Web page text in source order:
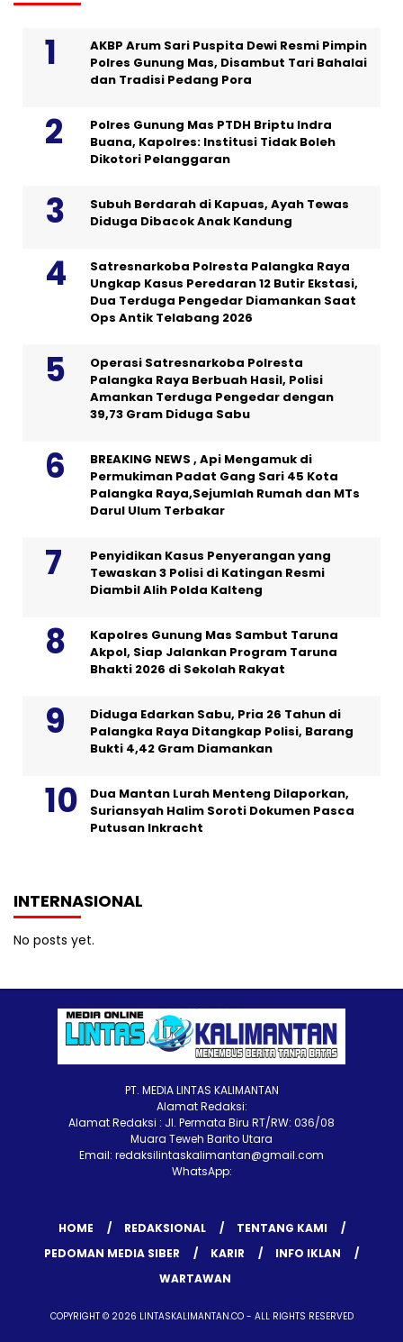
AKBP Arum Sari Puspita Dewi Resmi Pimpin
Polres Gunung Mas, Disambut Tari Bahalai
dan Tradisi Pedang Pora
Polres Gunung Mas PTDH Briptu Indra
Buana, Kapolres: Institusi Tidak Boleh
Dikotori Pelanggaran
Subuh Berdarah di Kapuas, Ayah Tewas
Diduga Dibacok Anak Kandung
Satresnarkoba Polresta Palangka Raya
Ungkap Kasus Peredaran 12 Butir Ekstasi,
Dua Terduga Pengedar Diamankan Saat
Ops Antik Telabang 2026
Operasi Satresnarkoba Polresta
Palangka Raya Berbuah Hasil, Polisi
Amankan Terduga Pengedar dengan
39,73 Gram Diduga Sabu
BREAKING NEWS , Api Mengamuk di
Permukiman Padat Gang Sari 45 Kota
Palangka Raya,Sejumlah Rumah dan MTs
Darul Ulum Terbakar
Penyidikan Kasus Penyerangan yang
Tewaskan 3 Polisi di Katingan Resmi
Diambil Alih Polda Kalteng
Kapolres Gunung Mas Sambut Taruna
Akpol, Siap Jalankan Program Taruna
Bhakti 2026 di Sekolah Rakyat
Diduga Edarkan Sabu, Pria 26 Tahun di
Palangka Raya Ditangkap Polisi, Barang
Bukti 4,42 Gram Diamankan
Dua Mantan Lurah Menteng Dilaporkan,
Suriansyah Halim Soroti Dokumen Pasca
Putusan Inkracht
INTERNASIONAL
No posts yet.
PT. MEDIA LINTAS KALIMANTAN
Alamat Redaksi:
Alamat Redaksi : Jl. Permata Biru RT/RW: 036/08
Muara Teweh Barito Utara
Email: redaksilintaskalimantan@gmail.com
WhatsApp:
HOME REDAKSIONAL
TENTANG KAMI
PEDOMAN MEDIA SIBER
KARIR
INFO IKLAN
WARTAWAN
COPYRIGHT © 2026 LINTASKALIMANTAN.CO - ALL RIGHTS RESERVED